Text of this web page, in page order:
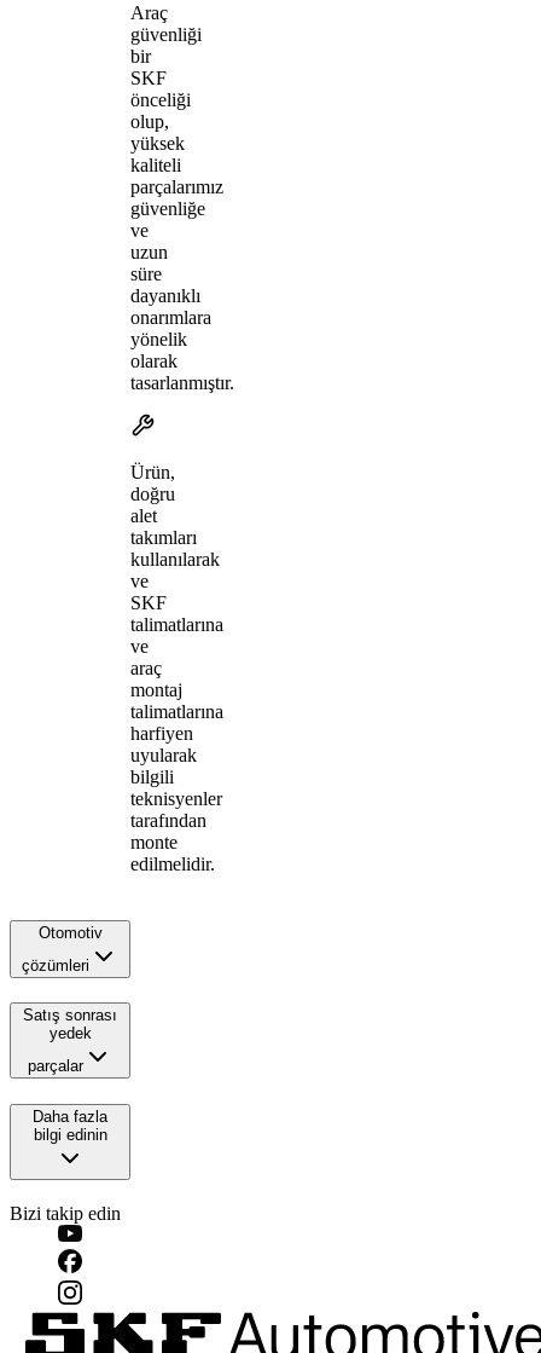
Araç
güvenliği
bir
SKF
önceliği
olup,
yüksek
kaliteli
parçalarımız
güvenliğe
ve
uzun
süre
dayanıklı
onarımlara
yönelik
olarak
tasarlanmıştır.
Ürün,
doğru
alet
takımları
kullanılarak
ve
SKF
talimatlarına
ve
araç
montaj
talimatlarına
harfiyen
uyularak
bilgili
teknisyenler
tarafından
monte
edilmelidir.
Otomotiv
çözümleri
Satış sonrası
yedek
parçalar
Daha fazla
bilgi edinin
Bizi takip edin